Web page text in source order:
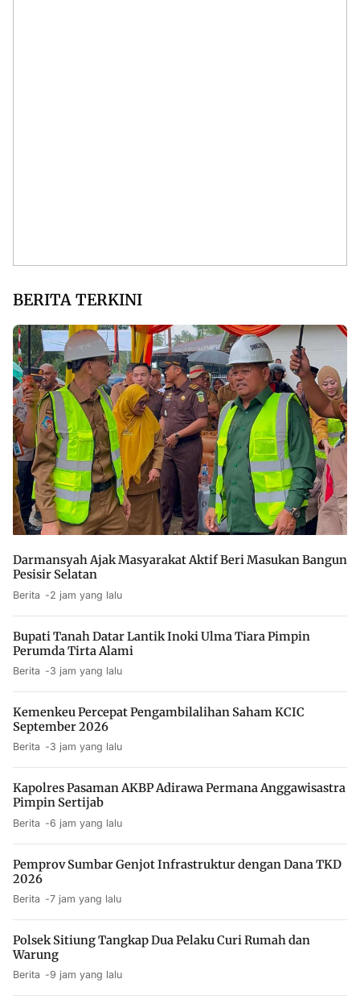
BERITA TERKINI
Darmansyah Ajak Masyarakat Aktif Beri Masukan Bangun
Pesisir Selatan
Berita 2 jam yang lalu
Bupati Tanah Datar Lantik Inoki Ulma Tiara Pimpin
Perumda Tirta Alami
Berita 3 jam yang lalu
Kemenkeu Percepat Pengambilalihan Saham KCIC
September 2026
Berita 3 jam yang lalu
Kapolres Pasaman AKBP Adirawa Permana Anggawisastra
Pimpin Sertijab
Berita 6 jam yang lalu
Pemprov Sumbar Genjot Infrastruktur dengan Dana TKD
2026
Berita 7 jam yang lalu
Polsek Sitiung Tangkap Dua Pelaku Curi Rumah dan
Warung
Berita 9 jam yang lalu